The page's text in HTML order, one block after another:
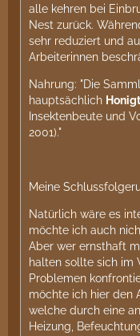
alle kehren bei
Nest zurück.
sehr reduziert und
Arbeiterinnen
Nahrung: "Die
hauptsächlich
Insektenbeute und
2001)."
Meine
Natürlich wäre es
möchte ich auch
Aber wer ernsthaft
halten sollte sich im
Problemen
möchte ich hier den
welche durch eine
Heizung,